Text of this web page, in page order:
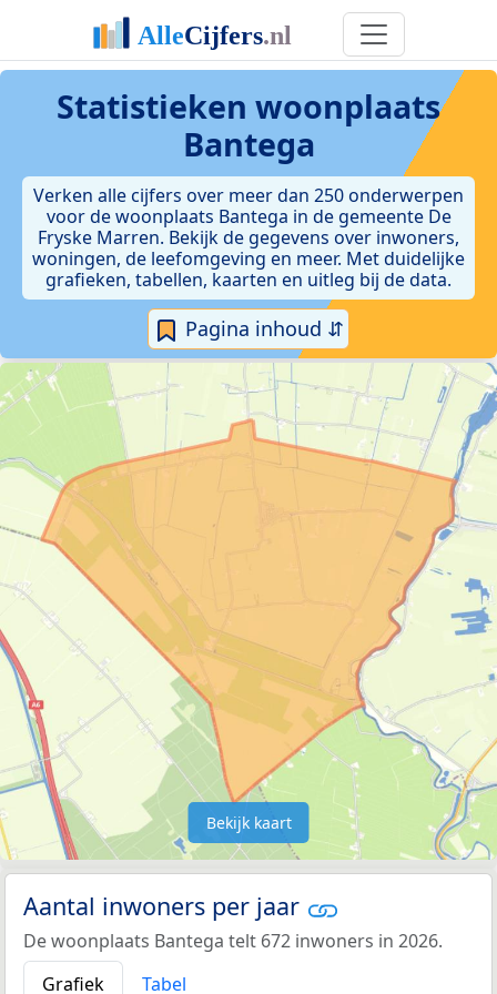
Statistieken woonplaats
Bantega
Verken alle cijfers over meer dan 250 onderwerpen
voor de woonplaats Bantega in de gemeente De
Fryske Marren. Bekijk de gegevens over inwoners,
woningen, de leefomgeving en meer. Met duidelijke
grafieken, tabellen, kaarten en uitleg bij de data.
Pagina inhoud ⇵
Bekijk kaart
Aantal inwoners per jaar
De woonplaats Bantega telt 672 inwoners in 2026.
Grafiek
Tabel